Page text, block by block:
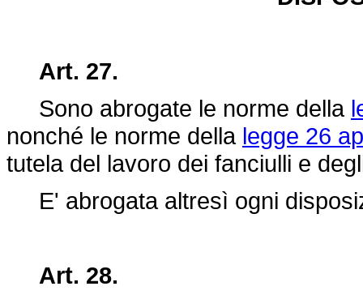
Art. 27.
Sono abrogate le norme della
nonché le norme della legge 26
tutela del lavoro dei fanciulli e
E' abrogata altresì ogni
Art. 28.